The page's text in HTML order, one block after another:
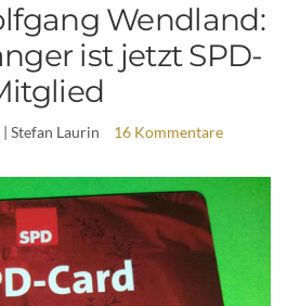
Wendland:
ist jetzt SPD-
| Stefan Laurin 16 Kommentare